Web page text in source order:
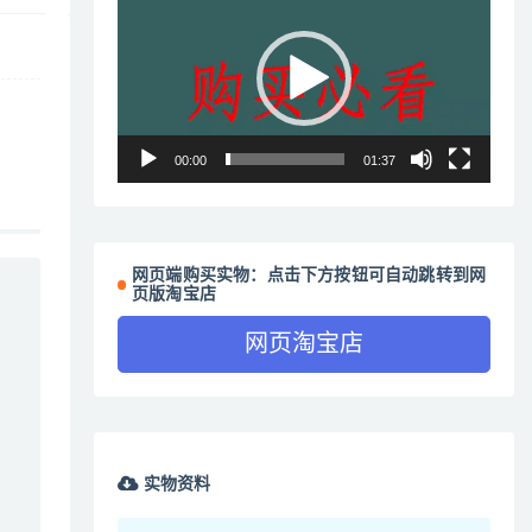
00:00 01:37
网页端购买实物：点击下方按钮可自动跳转到网
页版淘宝店
网页淘宝店
实物资料